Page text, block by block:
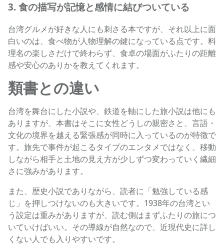
3. 食の描写が記憶と感情に結びついている
台湾グルメが好きな人にも刺さる本ですが、それ以上に面
白いのは、食べ物が人物理解の鍵になっている点です。料
理名の楽しさだけで終わらず、食卓の場面がふたりの距離
感や安心のありかを教えてくれます。
類書との違い
台湾を舞台にした小説や、鉄道を軸にした旅小説は他にも
ありますが、本書はそこに女性どうしの親密さと、言語・
文化の境界を越える緊張感が同時に入っているのが特徴で
す。旅先で事件が起こるタイプのエンタメではなく、移動
しながら相手と土地の見え方が少しずつ変わっていく繊細
さに強みがあります。
また、歴史小説でありながら、読者に「勉強している感
じ」を押しつけないのも大きいです。1938年の台湾とい
う設定は重みがありますが、読む側はまずふたりの旅につ
いていけばいい。その導線が自然なので、近現代史に詳し
くない人でも入りやすいです。